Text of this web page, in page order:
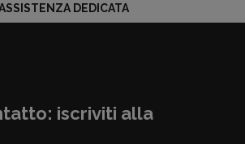
DEDICATA
iscriviti alla